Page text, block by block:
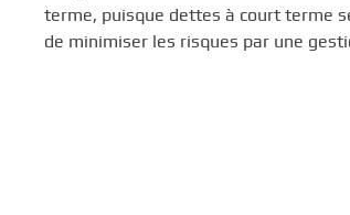
terme, puisque dettes à court terme
de minimiser les risques par une